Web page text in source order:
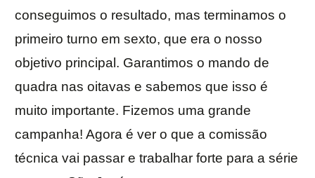
conseguimos o resultado, mas terminamos o
primeiro turno em sexto, que era o nosso
objetivo principal. Garantimos o mando de
quadra nas oitavas e sabemos que isso é
muito importante. Fizemos uma grande
campanha! Agora é ver o que a comissão
técnica vai passar e trabalhar forte para a série